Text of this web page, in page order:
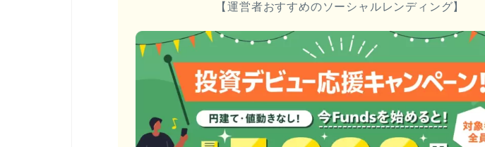
【運営者おすすめのソーシャルレンディング】